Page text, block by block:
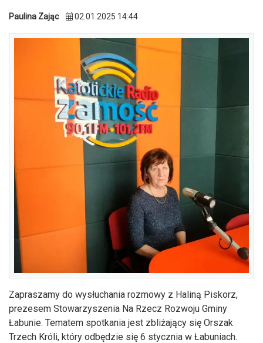
Paulina Zając 02.01.2025 14:44
Zapraszamy do wysłuchania rozmowy z Haliną Piskorz,
prezesem Stowarzyszenia Na Rzecz Rozwoju Gminy
Łabunie. Tematem spotkania jest zbliżający się Orszak
Trzech Króli, który odbędzie się 6 stycznia w Łabuniach.